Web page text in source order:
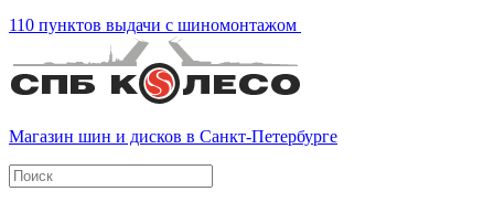
110 пунктов выдачи с шиномонтажом
Магазин шин и дисков в Санкт-Петербурге